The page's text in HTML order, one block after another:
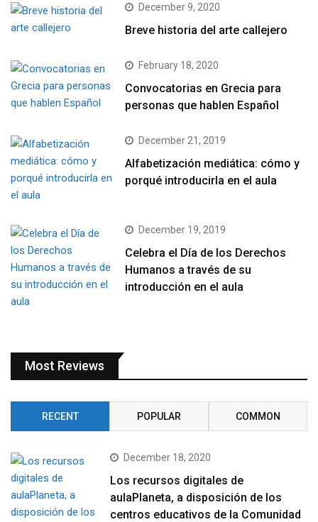
December 9, 2020
Breve historia del arte callejero
February 18, 2020
Convocatorias en Grecia para
personas que hablen Español
December 21, 2019
Alfabetización mediática: cómo y
porqué introducirla en el aula
December 19, 2019
Celebra el Día de los Derechos
Humanos a través de su
introducción en el aula
Most Reviews
RECENT POPULAR COMMON
December 18, 2020
Los recursos digitales de
aulaPlaneta, a disposición de los
centros educativos de la Comunidad